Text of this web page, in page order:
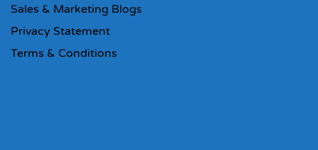
Sales & Marketing Blogs
Privacy Statement
Terms & Conditions